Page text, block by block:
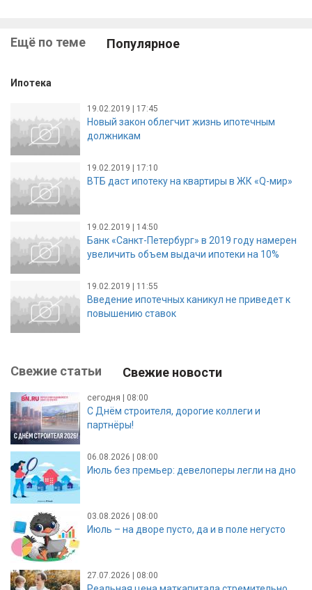
Ещё по теме Популярное
Ипотека
19.02.2019 | 17:45
Новый закон облегчит жизнь ипотечным
должникам
19.02.2019 | 17:10
ВТБ даст ипотеку на квартиры в ЖК «Q-мир»
19.02.2019 | 14:50
Банк «Санкт-Петербург» в 2019 году намерен
увеличить объем выдачи ипотеки на 10%
19.02.2019 | 11:55
Введение ипотечных каникул не приведет к
повышению ставок
Свежие статьи Свежие новости
сегодня | 08:00
С Днём строителя, дорогие коллеги и
партнёры!
06.08.2026 | 08:00
Июль без премьер: девелоперы легли на дно
03.08.2026 | 08:00
Июль – на дворе пусто, да и в поле негусто
27.07.2026 | 08:00